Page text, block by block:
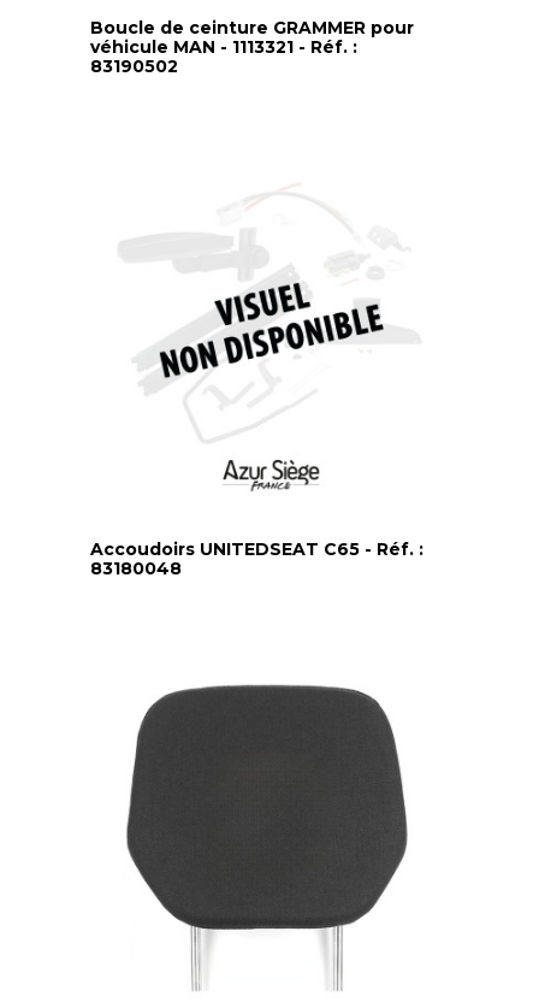
Boucle de ceinture GRAMMER pour
véhicule MAN - 1113321 - Réf. :
83190502
Accoudoirs UNITEDSEAT C65 - Réf. :
83180048